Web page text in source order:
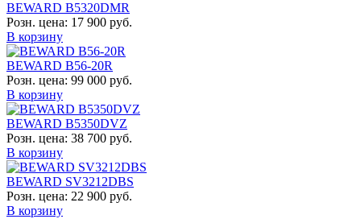
BEWARD B5320DMR
Розн. цена: 17 900 руб.
В корзину
BEWARD B56-20R
Розн. цена: 99 000 руб.
В корзину
BEWARD B5350DVZ
Розн. цена: 38 700 руб.
В корзину
BEWARD SV3212DBS
Розн. цена: 22 900 руб.
В корзину